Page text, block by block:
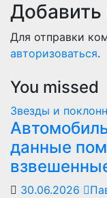
Для отправки
авторизоваться.
You missed
Звезды и
данные
30.06.2026